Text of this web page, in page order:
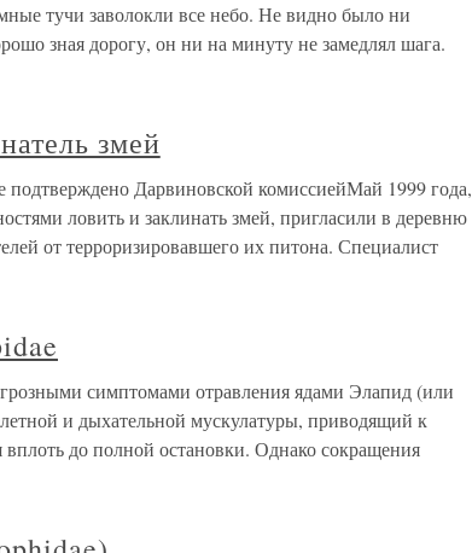
тучи заволокли все небо. Не видно было ни
зная дорогу, он ни на минуту не замедлял шага.
змей
Дарвиновской комиссиейМай 1999 года,
ловить и заклинать змей, пригласили в деревню
от терроризировавшего их питона. Специалист
симптомами отравления ядами Элапид (или
и дыхательной мускулатуры, приводящий к
до полной остановки. Однако сокращения